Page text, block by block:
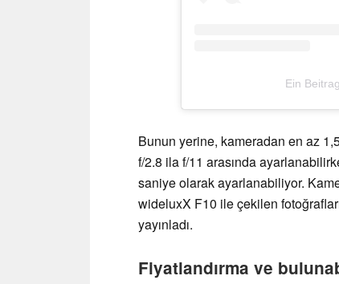
Ein
Bunun yerine, kameradan en az
f/2.8 ila f/11 arasında
saniye olarak ayarlanabiliyor.
wideluxX F10 ile çekilen
yayınladı.
Fiyatlandırma ve